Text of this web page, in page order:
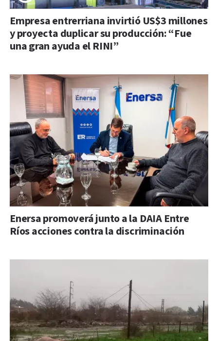
Empresa entrerriana invirtió US$3 millones
y proyecta duplicar su producción: “Fue
una gran ayuda el RINI”
Enersa promoverá junto a la DAIA Entre
Ríos acciones contra la discriminación